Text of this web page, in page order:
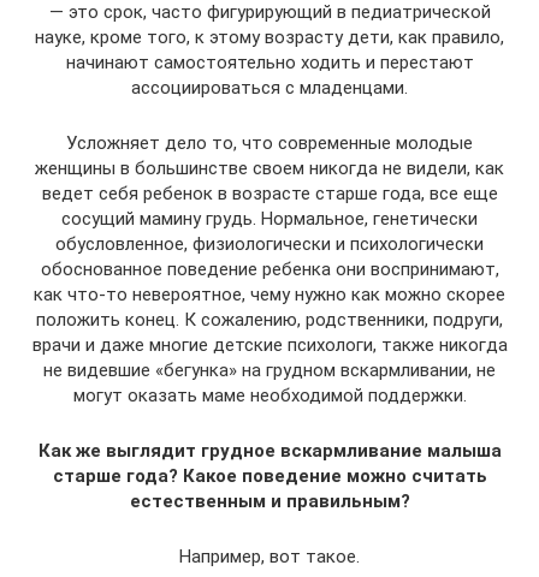
— это срок, часто фигурирующий в педиатрической
науке, кроме того, к этому возрасту дети, как правило,
начинают самостоятельно ходить и перестают
ассоциироваться с младенцами.
Усложняет дело то, что современные молодые
женщины в большинстве своем никогда не видели, как
ведет себя ребенок в возрасте старше года, все еще
сосущий мамину грудь. Нормальное, генетически
обусловленное, физиологически и психологически
обоснованное поведение ребенка они воспринимают,
как что-то невероятное, чему нужно как можно скорее
положить конец. К сожалению, родственники, подруги,
врачи и даже многие детские психологи, также никогда
не видевшие «бегунка» на грудном вскармливании, не
могут оказать маме необходимой поддержки.
Как же выглядит грудное вскармливание малыша
старше года? Какое поведение можно считать
естественным и правильным?
Например, вот такое.